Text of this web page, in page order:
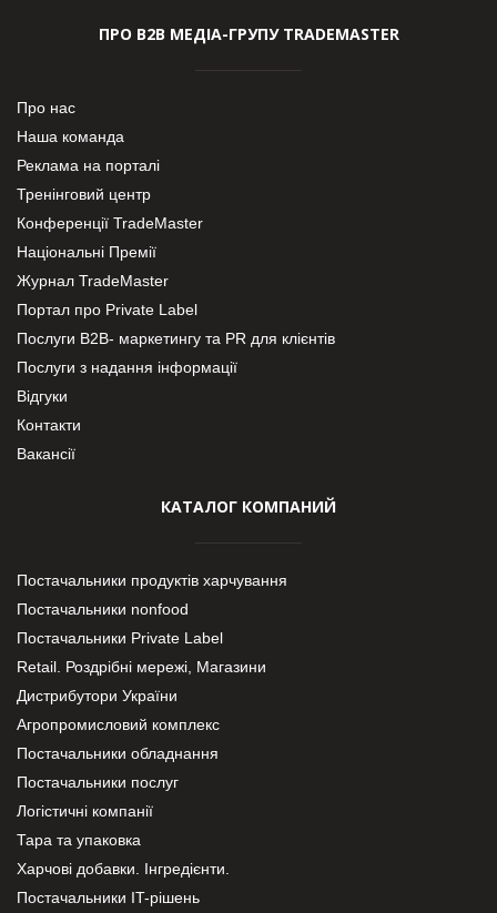
ПРО В2В МЕДІА-ГРУПУ TRADEMASTER
Про нас
Наша команда
Реклама на порталі
Тренінговий центр
Конференції TradeMaster
Національні Премії
Журнал TradeMaster
Портал про Private Label
Послуги В2В- маркетингу та PR для клієнтів
Послуги з надання інформації
Відгуки
Контакти
Вакансії
КАТАЛОГ КОМПАНИЙ
Постачальники продуктів харчування
Постачальники nonfood
Постачальники Private Label
Retail. Роздрібні мережі, Магазини
Дистрибутори України
Агропромисловий комплекс
Постачальники обладнання
Постачальники послуг
Логістичні компанії
Тара та упаковка
Харчові добавки. Інгредієнти.
Постачальники IT-рішень